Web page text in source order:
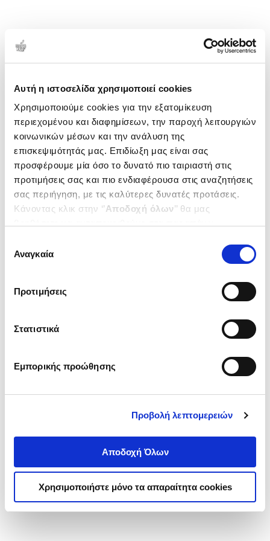
Αυτή η ιστοσελίδα χρησιμοποιεί cookies
Χρησιμοποιούμε cookies για την εξατομίκευση
περιεχομένου και διαφημίσεων, την παροχή λειτουργιών
κοινωνικών μέσων και την ανάλυση της
επισκεψιμότητάς μας. Επιδίωξη μας είναι σας
προσφέρουμε μία όσο το δυνατό πιο ταιριαστή στις
προτιμήσεις σας και πιο ενδιαφέρουσα στις αναζητήσεις
σας περιήγηση, με τις καλύτερες δυνατές προτάσεις.
Κάνοντας κλικ στην ‘’Αποδοχή όλων’’ θα μας
ενδιαφέρουν και να επιλέξετε από τα παρακάτω με την
΄΄και να ενημερωθείτε σχετικά με
συγκατάθεσης
Αναγκαία
Προτιμήσεις
Στατιστικά
Εμπορικής προώθησης
Προβολή λεπτομερειών
Αποδοχή Όλων
Χρησιμοποιήστε μόνο τα απαραίτητα cookies